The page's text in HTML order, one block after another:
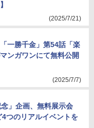
(2025/7/21)
一勝千金」第54話「楽
ンガワンにて無料公開
(2025/7/7)
念」企画、無料展示会
4つのリアルイベントを